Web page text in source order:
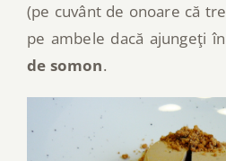
(pe cuvânt de onoare că
pe ambele dacă ajungeţi
de somon.